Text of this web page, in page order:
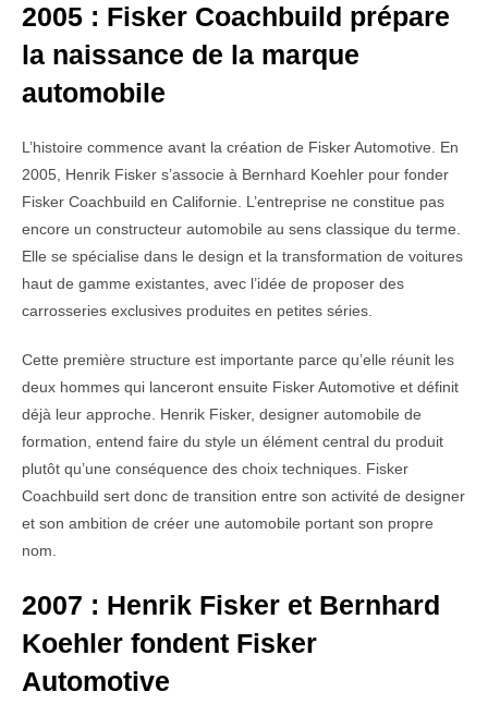
2005 : Fisker Coachbuild prépare
la naissance de la marque
automobile
L’histoire commence avant la création de Fisker Automotive. En
2005, Henrik Fisker s’associe à Bernhard Koehler pour fonder
Fisker Coachbuild en Californie. L’entreprise ne constitue pas
encore un constructeur automobile au sens classique du terme.
Elle se spécialise dans le design et la transformation de voitures
haut de gamme existantes, avec l’idée de proposer des
carrosseries exclusives produites en petites séries.
Cette première structure est importante parce qu’elle réunit les
deux hommes qui lanceront ensuite Fisker Automotive et définit
déjà leur approche. Henrik Fisker, designer automobile de
formation, entend faire du style un élément central du produit
plutôt qu’une conséquence des choix techniques. Fisker
Coachbuild sert donc de transition entre son activité de designer
et son ambition de créer une automobile portant son propre
nom.
2007 : Henrik Fisker et Bernhard
Koehler fondent Fisker
Automotive